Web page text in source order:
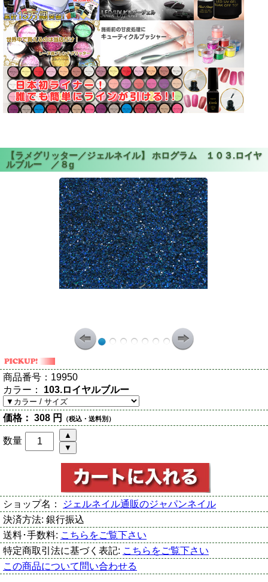
商品番号： 19950
カラー： 103.ロイヤルブルー
価格： 308 円 （税込・送料別）
数量
ショップ名：
ジェルネイル通販のジャパンネイル
決済方法: 銀行振込
送料･手数料: こちらをご覧下さい
特定商取引法に基づく表記: こちらをご覧下さい
この商品について問い合わせる